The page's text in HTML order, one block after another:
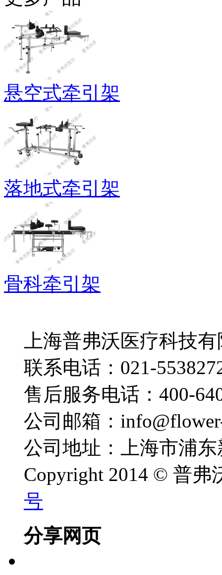
悬空式牵引架
落地式牵引架
骨科牵引架
上海普弗沃医疗科技
联系电话：021-
售后服务电话：400-
公司邮箱：
公司地址：上海市浦
Copyright 2014 © 普
号
分享网页